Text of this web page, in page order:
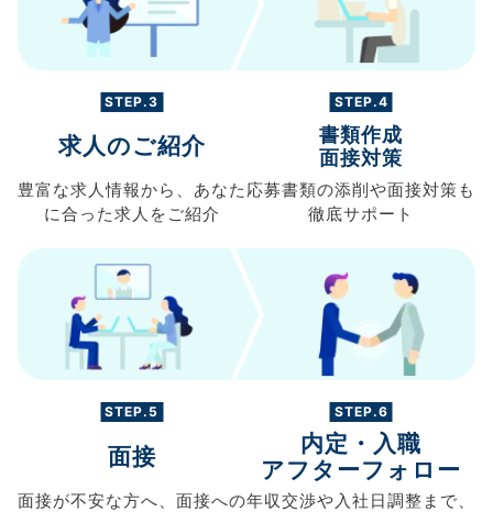
STEP.3
求人のご紹介
豊富な求人情報から、 あなた
に合った求人を ご紹介
STEP.4
書類作成
面接対策
応募書類の添削や面接対策も
徹底サポート
STEP.5
面接
面接が不安な方へ、 面接への
STEP.6
内定・入職
アフターフォロー
年収交渉や入社日調整まで、